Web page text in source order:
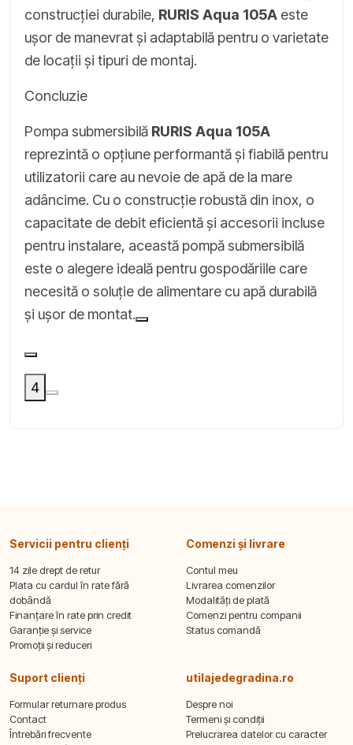
construcției durabile, RURIS Aqua 105A este
ușor de manevrat și adaptabilă pentru o varietate
de locații și tipuri de montaj.
Concluzie
Pompa submersibilă RURIS Aqua 105A
reprezintă o opțiune performantă și fiabilă pentru
utilizatorii care au nevoie de apă de la mare
adâncime. Cu o construcție robustă din inox, o
capacitate de debit eficientă și accesorii incluse
pentru instalare, această pompă submersibilă
este o alegere ideală pentru gospodăriile care
necesită o soluție de alimentare cu apă durabilă
și ușor de montat.
4
Servicii pentru clienți
14 zile drept de retur
Plata cu cardul în rate fără
dobândă
Finanțare în rate prin credit
Garanție și service
Promoții și reduceri
Comenzi și livrare
Contul meu
Livrarea comenzilor
Modalități de plată
Comenzi pentru companii
Status comandă
Suport clienți
Formular returnare produs
Contact
Întrebări frecvente
utilajedegradina.ro
Despre noi
Termeni și condiții
Prelucrarea datelor cu caracter